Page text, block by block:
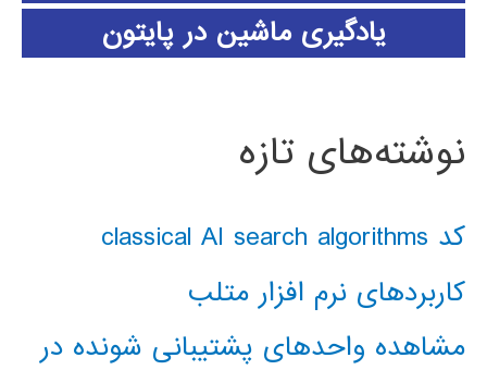
یادگیری ماشین در پایتون
نوشته‌های تازه
کد classical AI search algorithms
کاربردهای نرم افزار متلب
مشاهده واحدهای پشتیبانی شونده در